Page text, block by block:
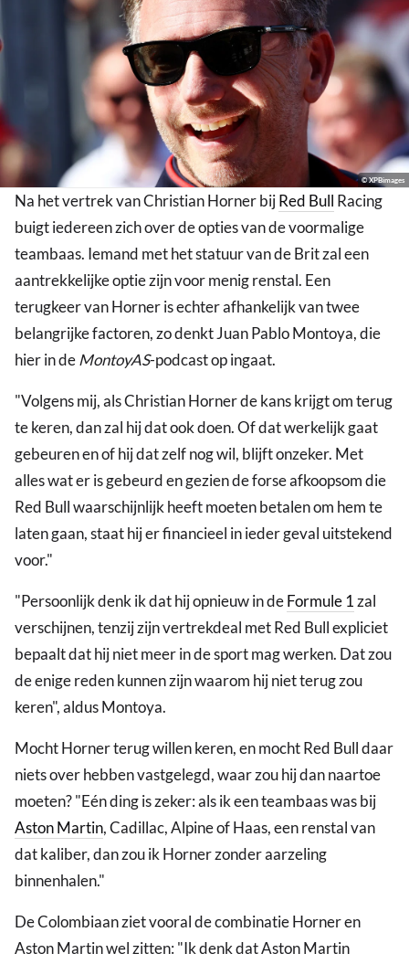
© XPBimages
Na het vertrek van Christian Horner bijRed Bull Racing
buigt iedereen zich over de opties van de voormalige
teambaas. Iemand met het statuur van de Brit zal een
aantrekkelijke optie zijn voor menig renstal. Een
terugkeer van Horner is echter afhankelijk van twee
belangrijke factoren, zo denkt Juan Pablo Montoya, die
hier in deMontoyAS-podcast op ingaat.
"Volgens mij, als Christian Horner de kans krijgt om terug
te keren, dan zal hij dat ook doen. Of dat werkelijk gaat
gebeuren en of hij dat zelf nog wil, blijft onzeker. Met
alles wat er is gebeurd en gezien de forse afkoopsom die
Red Bull waarschijnlijk heeft moeten betalen om hem te
laten gaan, staat hij er financieel in ieder geval uitstekend
voor."
"Persoonlijk denk ik dat hij opnieuw in deFormule 1zal
verschijnen, tenzij zijn vertrekdeal met Red Bull expliciet
bepaalt dat hij niet meer in de sport mag werken. Dat zou
de enige reden kunnen zijn waarom hij niet terug zou
keren", aldus Montoya.
Mocht Horner terug willen keren, en mocht Red Bull daar
niets over hebben vastgelegd, waar zou hij dan naartoe
moeten? "Eén ding is zeker: als ik een teambaas was bij
Aston Martin, Cadillac, Alpine of Haas, een renstal van
dat kaliber, dan zou ik Horner zonder aarzeling
binnenhalen."
De Colombiaan ziet vooral de combinatie Horner en
Aston Martin wel zitten: "Ik denk dat Aston Martin